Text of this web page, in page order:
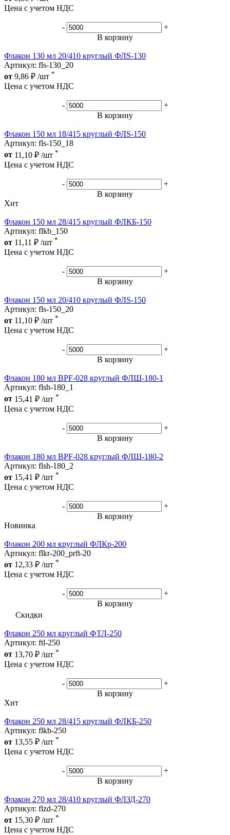
Цена с учетом НДС
-
+
В корзину
Флакон 130 мл 20/410 круглый ФЛS-130
Артикул: fls-130_20
от 9,86 ₽ /шт *
Цена с учетом НДС
-
+
В корзину
Флакон 150 мл 18/415 круглый ФЛS-150
Артикул: fls-150_18
от 11,10 ₽ /шт *
Цена с учетом НДС
-
+
В корзину
Хит
Флакон 150 мл 28/415 круглый ФЛКБ-150
Артикул: flkb_150
от 11,11 ₽ /шт *
Цена с учетом НДС
-
+
В корзину
Флакон 150 мл 20/410 круглый ФЛS-150
Артикул: fls-150_20
от 11,10 ₽ /шт *
Цена с учетом НДС
-
+
В корзину
Флакон 180 мл BPF-028 круглый ФЛШ-180-1
Артикул: flsh-180_1
от 15,41 ₽ /шт *
Цена с учетом НДС
-
+
В корзину
Флакон 180 мл BPF-028 круглый ФЛШ-180-2
Артикул: flsh-180_2
от 15,41 ₽ /шт *
Цена с учетом НДС
-
+
В корзину
Новинка
Флакон 200 мл круглый ФЛКр-200
Артикул: flkr-200_prft-20
от 12,33 ₽ /шт *
Цена с учетом НДС
-
+
В корзину
Скидки
Флакон 250 мл круглый ФТЛ-250
Артикул: ftl-250
от 13,70 ₽ /шт *
Цена с учетом НДС
-
+
В корзину
Хит
Флакон 250 мл 28/415 круглый ФЛКБ-250
Артикул: flkb-250
от 13,55 ₽ /шт *
Цена с учетом НДС
-
+
В корзину
Флакон 270 мл 28/410 круглый ФЛЗД-270
Артикул: flzd-270
от 15,30 ₽ /шт *
Цена с учетом НДС